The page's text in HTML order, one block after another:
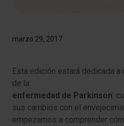
marzo 29, 2017
​​Esta ​edición estará dedicada
de la
enfermedad de Parkinson:
sus cambios con el
empezamos a comprender